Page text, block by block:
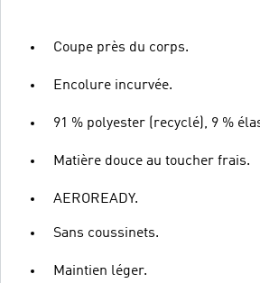
Coupe près du corps.
Encolure incurvée.
91 % polyester (recyclé), 9 %
Matière douce au toucher frais.
AEROREADY.
Sans coussinets.
Maintien léger.